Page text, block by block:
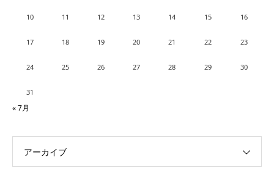
10 11 12 13 14 15 16
17 18 19 20 21 22 23
24 25 26 27 28 29 30
31
« 7月
アーカイブ